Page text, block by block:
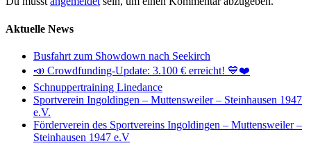
Aktuelle News
Busfahrt zum Showdown nach Seekirch
📣 Crowdfunding-Update: 3.100 € erreicht! 💙❤️
Schnuppertraining Linedance
Sportverein Ingoldingen – Muttensweiler – Steinhausen 1947
e.V.
Förderverein des Sportvereins Ingoldingen – Muttensweiler –
Steinhausen 1947 e.V